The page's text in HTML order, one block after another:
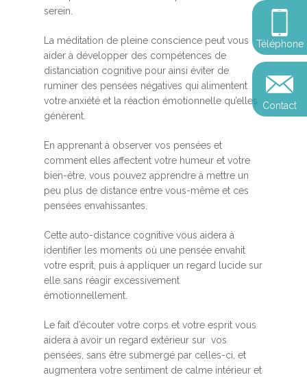
serein.
La méditation de pleine conscience peut vous
aider à développer des compétences de
distanciation cognitive pour ainsi éviter de
ruminer des pensées négatives qui alimentent
votre anxiété et la réaction émotionnelle qu’elles
génèrent.
En apprenant à observer vos pensées et
comment elles affectent votre humeur et votre
bien-être, vous pouvez apprendre à mettre un
peu plus de distance entre vous-même et ces
pensées envahissantes.
Cette auto-distance cognitive vous aidera à
identifier les moments où une pensée envahit
votre esprit, puis à appliquer un regard lucide sur
elle sans réagir excessivement
émotionnellement.
Le fait d’écouter votre corps et votre esprit vous
aidera à avoir un regard extérieur sur vos
pensées, sans être submergé par celles-ci, et
augmentera votre sentiment de calme intérieur et
Téléphone
Contact
Devenir praticien en
de pleine conscience
Révelez votre
Conférences
personnel
Révelez votre
votre impact
Reconversion et
professionnelle
Explorer
et découvrir
Blog
Témoignages
Podcast
Podcast